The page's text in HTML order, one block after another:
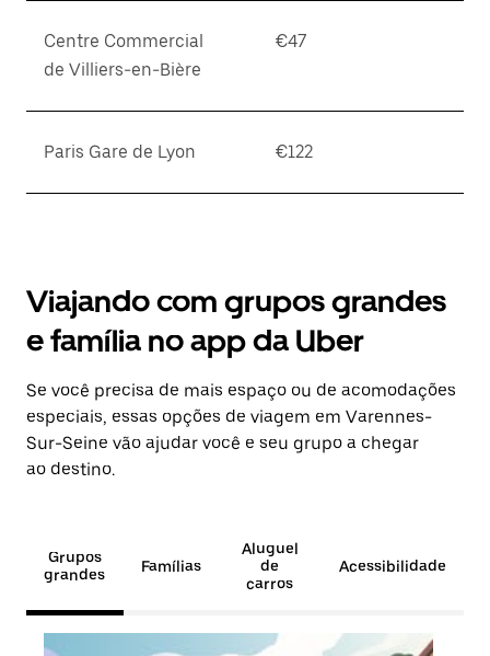
Centre Commercial
de Villiers-en-Bière
€47
Paris Gare de Lyon €122
Viajando com grupos grandes
e família no app da Uber
Se você precisa de mais espaço ou de acomodações
especiais, essas opções de viagem em Varennes-
Sur-Seine vão ajudar você e seu grupo a chegar
ao destino.
Grupos
grandes
Famílias
Aluguel
de
carros
Acessibilidade